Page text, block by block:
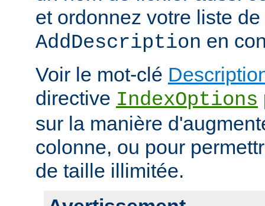
et ordonnez votre liste
AddDescription en
Voir le mot-clé
directive IndexOptions
sur la manière
colonne, ou pour
de taille illimitée.